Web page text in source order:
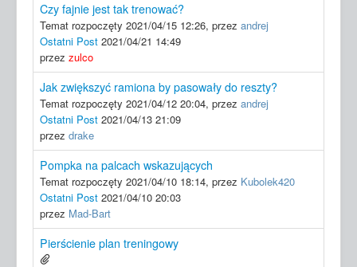
Czy fajnie jest tak trenować?
Temat rozpoczęty 2021/04/15 12:26, przez andrej
Ostatni Post 2021/04/21 14:49
przez zulco
Jak zwiększyć ramiona by pasowały do reszty?
Temat rozpoczęty 2021/04/12 20:04, przez andrej
Ostatni Post 2021/04/13 21:09
przez drake
Pompka na palcach wskazujących
Temat rozpoczęty 2021/04/10 18:14, przez Kubolek420
Ostatni Post 2021/04/10 20:03
przez Mad-Bart
Pierścienie plan treningowy